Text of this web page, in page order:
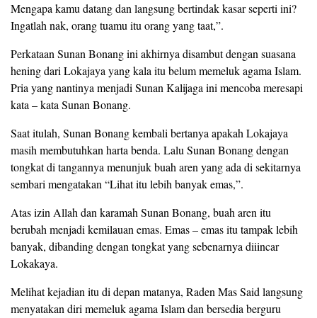
Mengapa kamu datang dan langsung bertindak kasar seperti ini?
Ingatlah nak, orang tuamu itu orang yang taat,”.
Perkataan Sunan Bonang ini akhirnya disambut dengan suasana
hening dari Lokajaya yang kala itu belum memeluk agama Islam.
Pria yang nantinya menjadi Sunan Kalijaga ini mencoba meresapi
kata – kata Sunan Bonang.
Saat itulah, Sunan Bonang kembali bertanya apakah Lokajaya
masih membutuhkan harta benda. Lalu Sunan Bonang dengan
tongkat di tangannya menunjuk buah aren yang ada di sekitarnya
sembari mengatakan “Lihat itu lebih banyak emas,”.
Atas izin Allah dan karamah Sunan Bonang, buah aren itu
berubah menjadi kemilauan emas. Emas – emas itu tampak lebih
banyak, dibanding dengan tongkat yang sebenarnya diiincar
Lokakaya.
Melihat kejadian itu di depan matanya, Raden Mas Said langsung
menyatakan diri memeluk agama Islam dan bersedia berguru